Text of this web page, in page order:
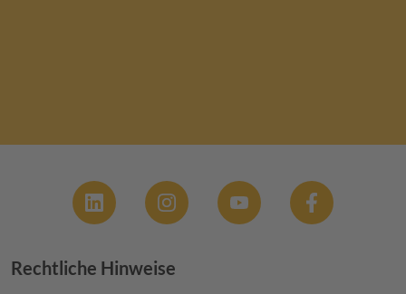
Footer menu
Rechtliche Hinweise
Social